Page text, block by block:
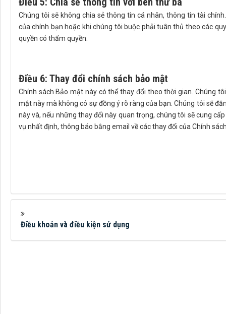
Chúng tôi sẽ không chia sẻ thông tin cá nhân, thông tin tài
của chính bạn hoặc khi chúng tôi buộc phải tuân thủ theo các
quyền có thẩm quyền.
Điều 6: Thay đổi chính sách bảo mật
Chính sách Bảo mật này có thể thay đổi theo thời gian. Chúng
mật này mà không có sự đồng ý rõ ràng của bạn. Chúng tôi sẽ
này và, nếu những thay đổi này quan trọng, chúng tôi sẽ cung
vụ nhất định, thông báo bằng email về các thay đổi của Chính
Điều khoản và điều kiện sử dụng